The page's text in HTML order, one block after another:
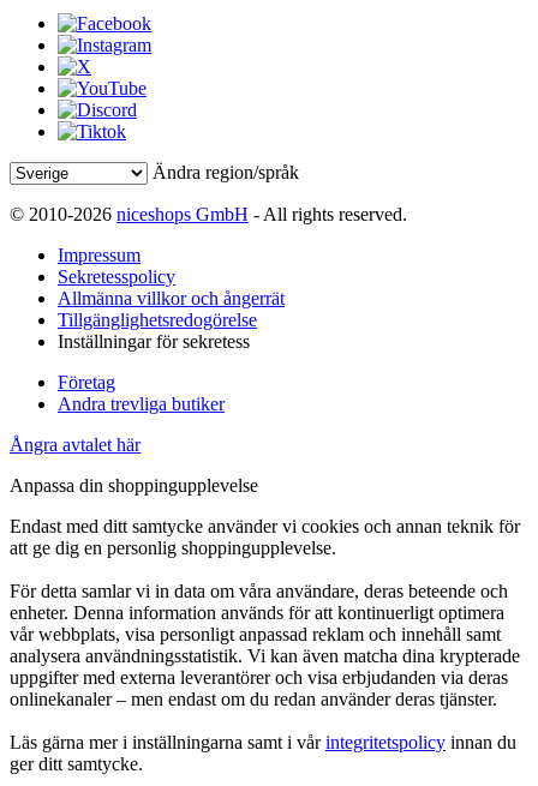
Ändra region/språk
© 2010-2026 niceshops GmbH - All rights reserved.
Impressum
Sekretesspolicy
Allmänna villkor och ångerrät
Tillgänglighetsredogörelse
Inställningar för sekretess
Företag
Andra trevliga butiker
Ångra avtalet här
Anpassa din shoppingupplevelse
Endast med ditt samtycke använder vi cookies och annan teknik för
att ge dig en personlig shoppingupplevelse.
För detta samlar vi in data om våra användare, deras beteende och
enheter. Denna information används för att kontinuerligt optimera
vår webbplats, visa personligt anpassad reklam och innehåll samt
analysera användningsstatistik. Vi kan även matcha dina krypterade
uppgifter med externa leverantörer och visa erbjudanden via deras
onlinekanaler – men endast om du redan använder deras tjänster.
Läs gärna mer i inställningarna samt i vårintegritetspolicy innan du
ger ditt samtycke.